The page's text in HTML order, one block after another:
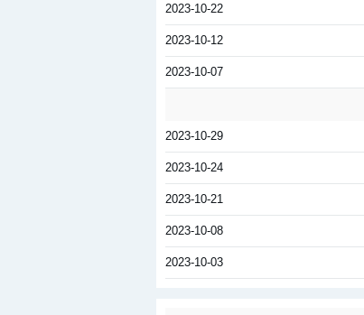
2023-10-22
2023-10-12
2023-10-07
2023-10-29
2023-10-24
2023-10-21
2023-10-08
2023-10-03